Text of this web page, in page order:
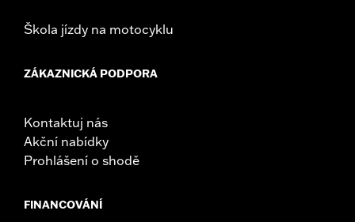
Škola jízdy na motocyklu
ZÁKAZNICKÁ PODPORA
Kontaktuj nás
Akční nabídky
Prohlášení o shodě
FINANCOVÁNÍ